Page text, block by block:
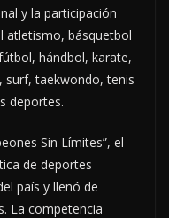
y la participación
atletismo, básquetbol
hándbol, karate,
surf, taekwondo, tenis
deportes.
Sin Límites”, el
de deportes
país y llenó de
La competencia